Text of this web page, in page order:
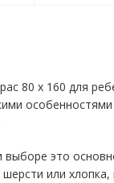
80 х 160 для
это
или